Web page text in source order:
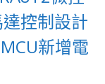
控制設計
新增電